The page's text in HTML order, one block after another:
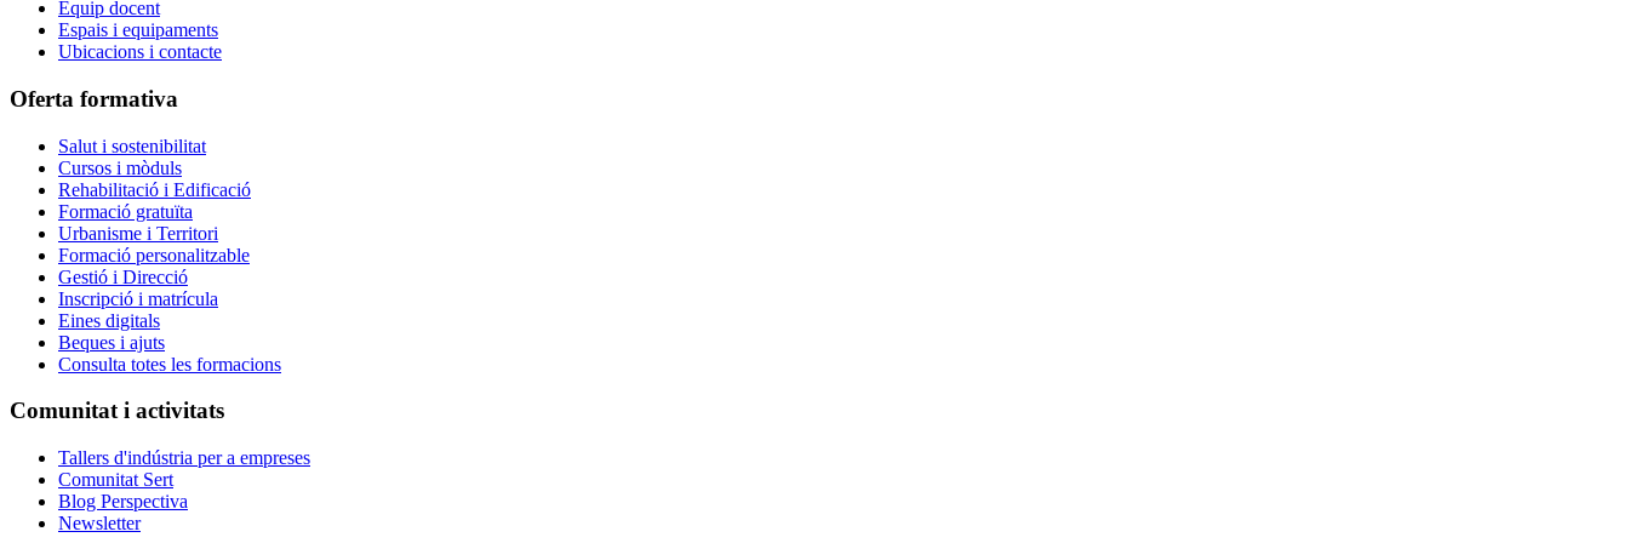
Equip docent
Espais i equipaments
Ubicacions i contacte
Oferta formativa
Salut i sostenibilitat
Cursos i mòduls
Rehabilitació i Edificació
Formació gratuïta
Urbanisme i Territori
Formació personalitzable
Gestió i Direcció
Inscripció i matrícula
Eines digitals
Beques i ajuts
Consulta totes les formacions
Comunitat i activitats
Tallers d'indústria per a empreses
Comunitat Sert
Blog Perspectiva
Newsletter